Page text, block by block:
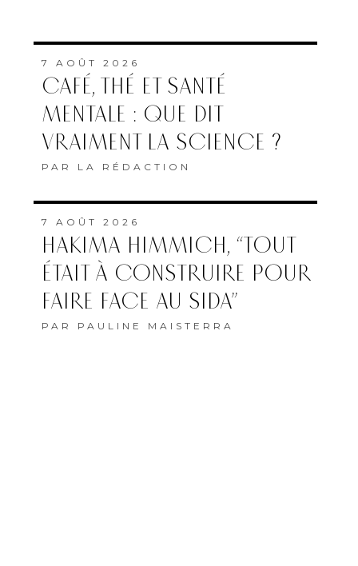
7 AOÛT 2026
CAFÉ, THÉ ET SANTÉ
MENTALE : QUE DIT
VRAIMENT LA SCIENCE ?
PAR LA RÉDACTION
7 AOÛT 2026
HAKIMA HIMMICH, “TOUT
ÉTAIT À CONSTRUIRE POUR
FAIRE FACE AU SIDA”
PAR PAULINE MAISTERRA